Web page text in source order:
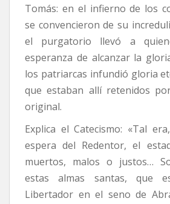
Tomás: en el infierno de los
se convencieron de su
el purgatorio llevó a
esperanza de alcanzar la
los patriarcas infundió gloria
que estaban allí retenidos
original.
Explica el Catecismo: «Tal
espera del Redentor, el
muertos, malos o justos…
estas almas santas, que
Libertador en el seno de